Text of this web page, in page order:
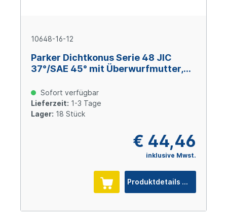
10648-16-12
Parker Dichtkonus Serie 48 JIC
37°/SAE 45° mit Überwurfmutter,
verzinkt Cr(VI)-frei
Sofort verfügbar
Lieferzeit: 1-3 Tage
Lager: 18 Stück
€ 44,46
inklusive Mwst.
Produktdetails